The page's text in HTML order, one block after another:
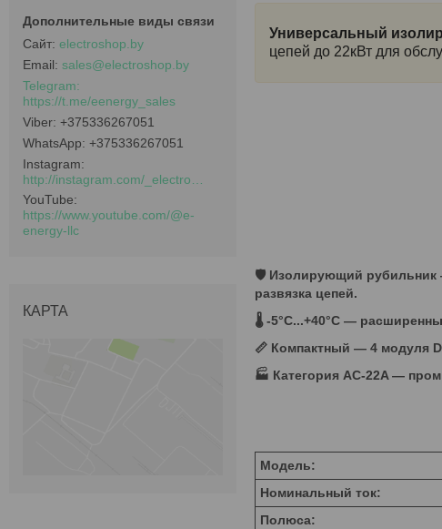
Универсальный
цепей до 22кВт для
🛡️ Изолирующий рубильник
развязка цепей.
🌡️ -5°C...+40°C —
📏 Компактный — 4 модуля
🏭 Категория AC-22A —
Модель:
Номинальный ток:
Полюса:
electroshop.by
sales@electroshop.by
https://t.me/eenergy_sales
+375336267051
+375336267051
Instagram
YouTube
https://www.youtube.com/@e-
energy-llc
КАРТА